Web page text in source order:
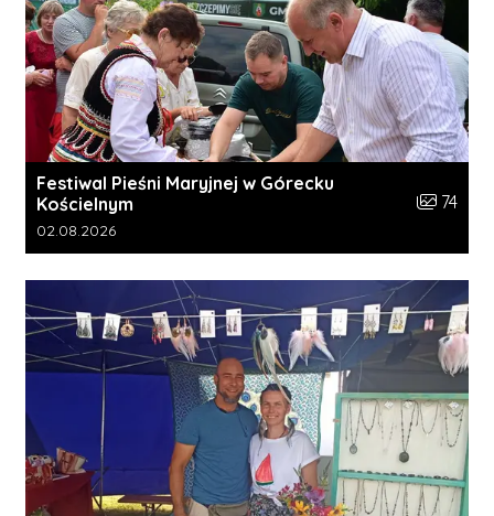
Festiwal Pieśni Maryjnej w Górecku
Kościelnym
Liczba
74
Data dodania galerii:
02.08.2026